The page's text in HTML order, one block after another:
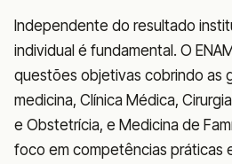
Independente do resultado
individual é fundamental. O
questões objetivas cobrindo as
medicina, Clínica Médica,
e Obstetrícia, e Medicina de
foco em competências práticas